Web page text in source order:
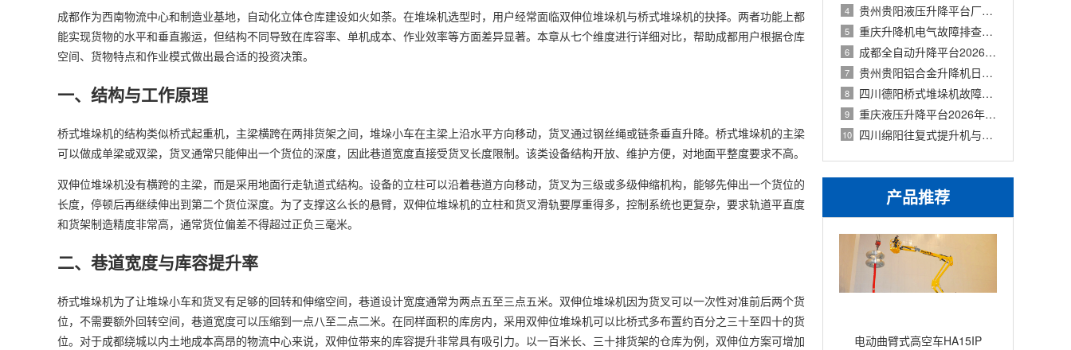
4 贵州贵阳液压升降平台厂家对比与技术特
5 重庆升降机电气故障排查与2026年维修价格
6 成都全自动升降平台2026年价格表及配置详
7 贵州贵阳铝合金升降机日常保养清单与
8 四川德阳桥式堆垛机故障维修案例与成本
9 重庆液压升降平台2026年价格表及采购指南
10 四川绵阳往复式提升机与连续式升降机选
产品推荐
电动曲臂式高空车HA15IP
成都作为西南物流中心和制造业基地，自动化立体仓库建设如火如荼。在堆垛机选型时，用户经常面临双伸位堆垛机与桥式堆垛机的抉择。两者功能上都
能实现货物的水平和垂直搬运，但结构不同导致在库容率、单机成本、作业效率等方面差异显著。本章从七个维度进行详细对比，帮助成都用户根据仓库
空间、货物特点和作业模式做出最合适的投资决策。
一、结构与工作原理
桥式堆垛机的结构类似桥式起重机，主梁横跨在两排货架之间，堆垛小车在主梁上沿水平方向移动，货叉通过钢丝绳或链条垂直升降。桥式堆垛机的主梁
可以做成单梁或双梁，货叉通常只能伸出一个货位的深度，因此巷道宽度直接受货叉长度限制。该类设备结构开放、维护方便，对地面平整度要求不高。
双伸位堆垛机没有横跨的主梁，而是采用地面行走轨道式结构。设备的立柱可以沿着巷道方向移动，货叉为三级或多级伸缩机构，能够先伸出一个货位的
长度，停顿后再继续伸出到第二个货位深度。为了支撑这么长的悬臂，双伸位堆垛机的立柱和货叉滑轨要厚重得多，控制系统也更复杂，要求轨道平直度
和货架制造精度非常高，通常货位偏差不得超过正负三毫米。
二、巷道宽度与库容提升率
桥式堆垛机为了让堆垛小车和货叉有足够的回转和伸缩空间，巷道设计宽度通常为两点五至三点五米。双伸位堆垛机因为货叉可以一次性对准前后两个货
位，不需要额外回转空间，巷道宽度可以压缩到一点八至二点二米。在同样面积的库房内，采用双伸位堆垛机可以比桥式多布置约百分之三十至四十的货
位。对于成都绕城以内土地成本高昂的物流中心来说，双伸位带来的库容提升非常具有吸引力。以一百米长、三十排货架的仓库为例，双伸位方案可增加